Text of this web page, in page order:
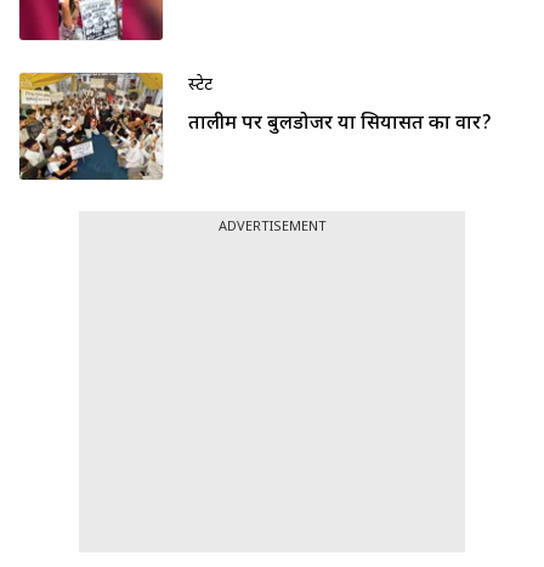
स्टेट
तालीम पर बुलडोजर या सियासत का वार?
ADVERTISEMENT